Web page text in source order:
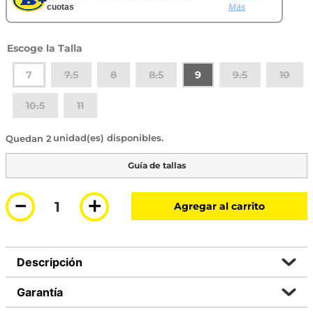
cuotas
Más
Talla
7 7.5 8 8.5 9 9.5 10
10.5 11
2 disponibles
Guía de tallas
＋
－ Agregar al carrito
Descripción
Garantía